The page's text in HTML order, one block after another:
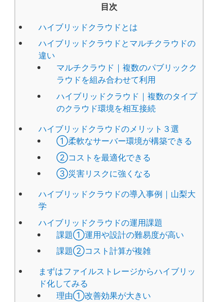
目次
ハイブリッドクラウドとは
ハイブリッドクラウドとマルチクラウドの
違い
マルチクラウド｜複数のパブリックク
ラウドを組み合わせて利用
ハイブリッドクラウド｜複数のタイプ
のクラウド環境を相互接続
ハイブリッドクラウドのメリット３選
①柔軟なサーバー環境が構築できる
②コストを最適化できる
③災害リスクに強くなる
ハイブリッドクラウドの導入事例｜山梨大
学
ハイブリッドクラウドの運用課題
課題①運用や設計の難易度が高い
課題②コスト計算が複雑
まずはファイルストレージからハイブリッ
ド化してみる
理由①改善効果が大きい